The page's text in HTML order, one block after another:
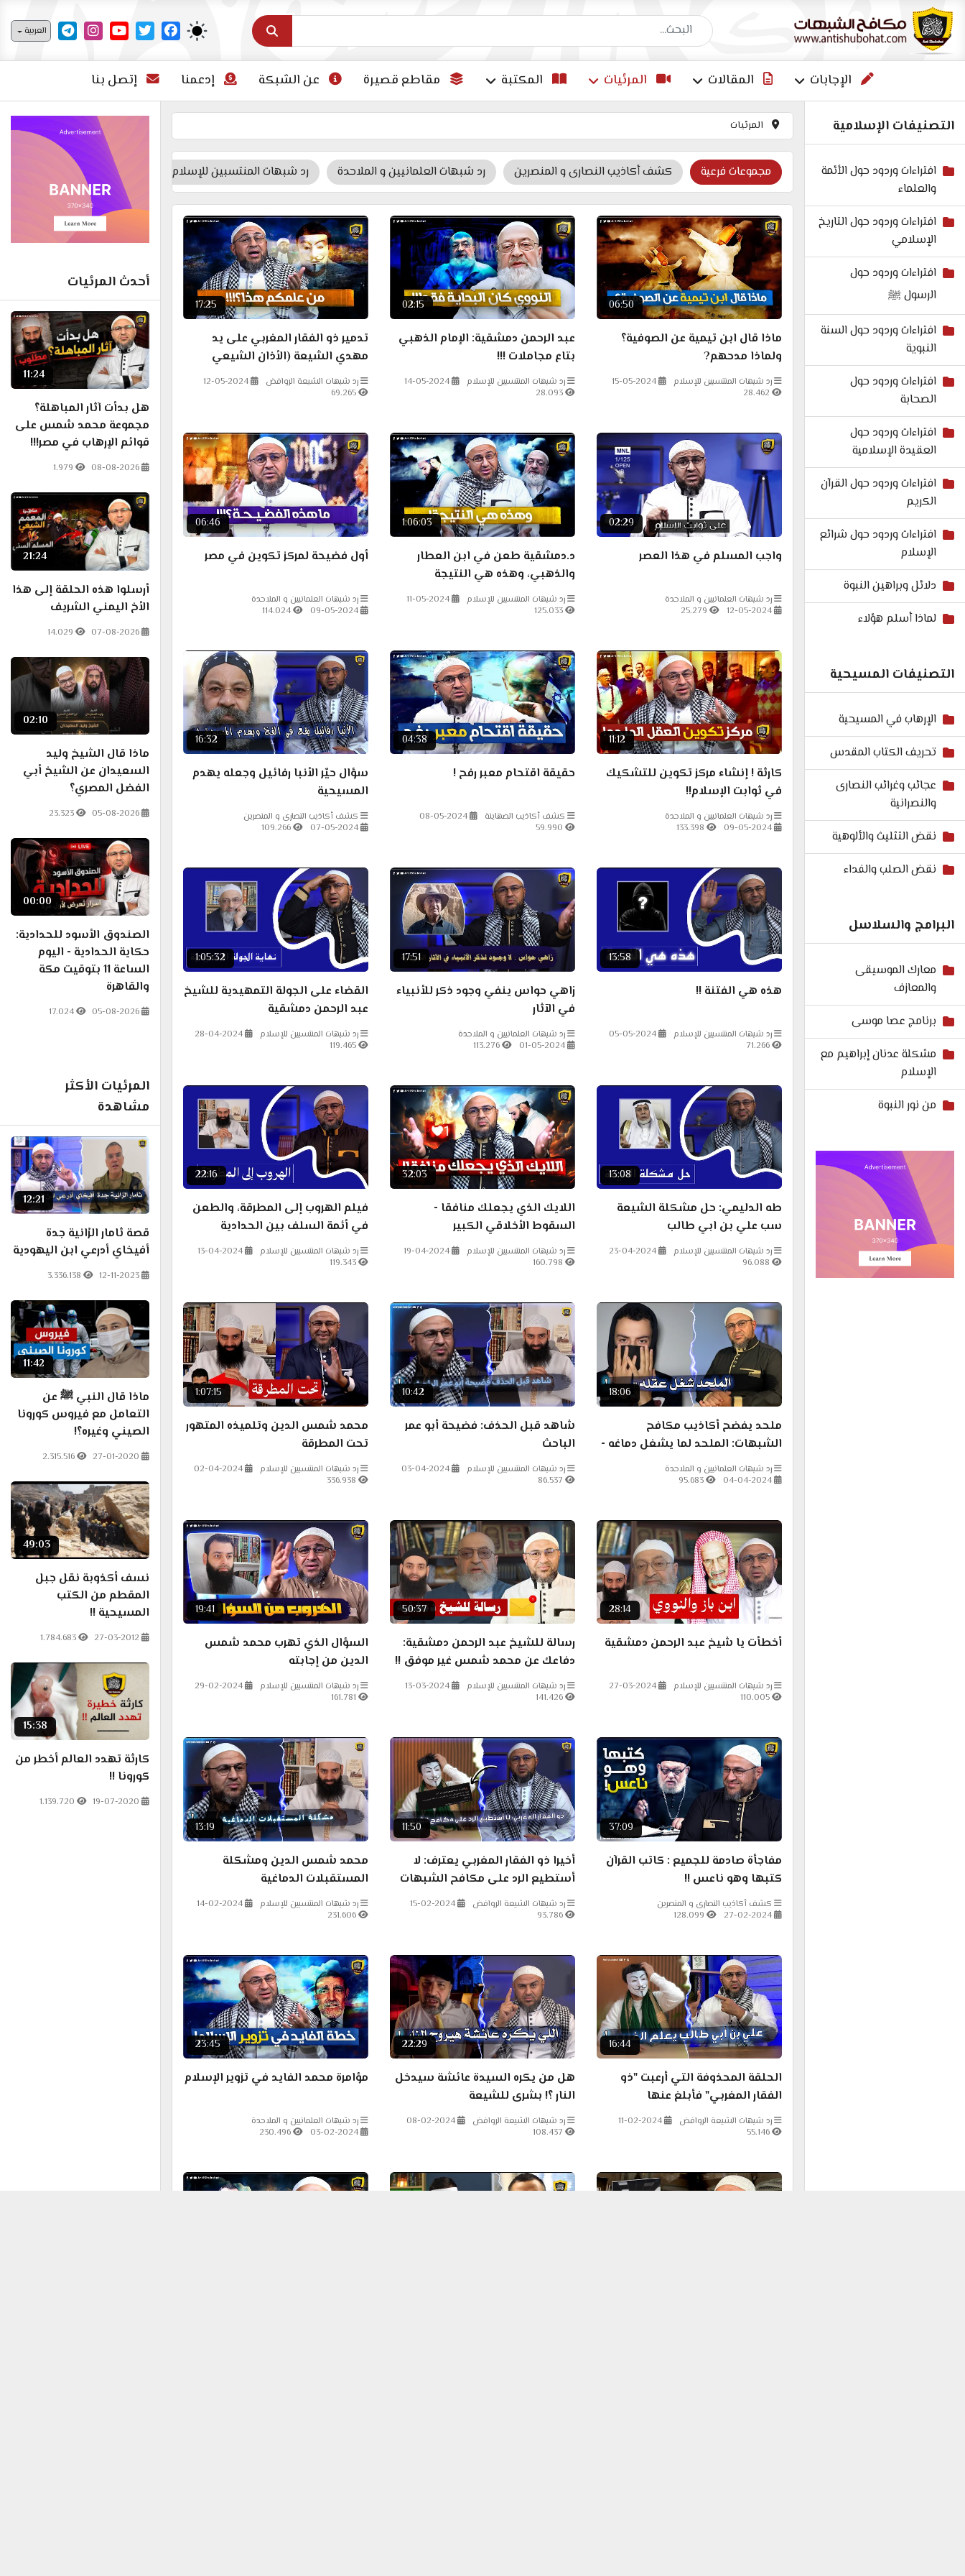
البحث عن إجابات اختر لغتك
العربية
الإجابات المقالات المرئيات المكتبة مقاطع قصيرة عن الشبكة إدعمنا إتصل بنا
التصنيفات الإسلامية
افتراءات وردود حول الأئمة
والعلماء
افتراءات وردود حول التاريخ
الإسلامي
افتراءات وردود حول
الرسول ﷺ
افتراءات وردود حول السنة
النبوية
افتراءات وردود حول
الصحابة
افتراءات وردود حول
العقيدة الإسلامية
افتراءات وردود حول القرآن
الكريم
افتراءات وردود حول شرائع
الإسلام
دلائل وبراهين النبوة
لماذا أسلم هؤلاء
التصنيفات المسيحية
الإرهاب في المسيحية
تحريف الكتاب المقدس
عجائب وغرائب النصارى
والنصرانية
نقض التثليث والألوهية
نقض الصلب والفداء
البرامج والسلاسل
معارك الموسيقى
والمعازف
برنامج عصا موسى
مشكلة عدنان إبراهيم مع
الإسلام
من نور النبوة
المرئيات
مجموعات فرعية كشف أكاذيب النصارى و المنصرين رد شبهات العلمانيين و الملاحدة رد شبهات المنتسبين للإسلام رد شبهات الشيعة الروافض
06:50
ماذا قال ابن تيمية عن الصوفية؟
ولماذا مدحهم?
رد شبهات المنتسبين للإسلام
15-05-2024
28.462
02:15
عبد الرحمن دمشقية: الإمام الذهبي
بتاع مجاملات !!!
رد شبهات المنتسبين للإسلام
14-05-2024
28.093
17:25
تدمير ذو الفقار المغربي على يد
مهدي الشيعة (الأذان الشيعي
بدعة)
رد شبهات الشيعة الروافض
12-05-2024
69.265
02:29
واجب المسلم في هذا العصر
رد شبهات العلمانيين و الملاحدة
12-05-2024
25.279
1:06:03
د.دمشقية طعن في ابن العطار
والذهبي، وهذه هي النتيجة
رد شبهات المنتسبين للإسلام
11-05-2024
125.033
06:46
أول فضيحة لمركز تكوين في مصر
رد شبهات العلمانيين و الملاحدة
09-05-2024
114.024
11:12
كارثة ! إنشاء مركز تكوين للتشكيك
في ثوابت الإسلام!!
رد شبهات العلمانيين و الملاحدة
09-05-2024
133.398
04:38
حقيقة اقتحام معبر رفح !
كشف أكاذيب الصهاينة
08-05-2024
59.990
16:32
سؤال حيّر الأنبا رفائيل وجعله يهدم
المسيحية
كشف أكاذيب النصارى و المنصرين
07-05-2024
109.266
13:58
هذه هي الفتنة !!
رد شبهات المنتسبين للإسلام
05-05-2024
71.266
17:51
زاهي حواس ينفي وجود ذكر للأنبياء
في الآثار
رد شبهات العلمانيين و الملاحدة
01-05-2024
113.276
1:05:32
القضاء على الجولة التمهيدية للشيخ
عبد الرحمن دمشقية
رد شبهات المنتسبين للإسلام
28-04-2024
119.465
13:08
طه الدليمي: حل مشكلة الشيعة
سب علي بن ابي طالب
رد شبهات المنتسبين للإسلام
23-04-2024
96.088
32:03
اللايك الذي يجعلك منافقا -
السقوط الأخلاقي الكبير
رد شبهات المنتسبين للإسلام
19-04-2024
160.798
22:16
فيلم الهروب إلى المطرقة، والطعن
في أئمة السلف بين الحدادية
والمدجنة - كشف تلبيس محمد
شمس الدين
رد شبهات المنتسبين للإسلام
13-04-2024
119.343
18:06
ملحد يفضح أكاذيب مكافح
الشبهات: الملحد لما يشغل دماغه -
الضحك مسموح
رد شبهات العلمانيين و الملاحدة
04-04-2024
95.683
10:42
شاهد قبل الحذف: فضيحة أبو عمر
الباحث
رد شبهات المنتسبين للإسلام
03-04-2024
86.537
1:07:15
محمد شمس الدين وتلميذه المتهور
تحت المطرقة
رد شبهات المنتسبين للإسلام
02-04-2024
336.938
28:14
أخطأت يا شيخ عبد الرحمن دمشقية
رد شبهات المنتسبين للإسلام
27-03-2024
110.005
50:37
رسالة للشيخ عبد الرحمن دمشقية:
دفاعك عن محمد شمس غير موفق !!
رد شبهات المنتسبين للإسلام
13-03-2024
141.426
19:41
السؤال الذي تهرب محمد شمس
الدين من إجابته
رد شبهات المنتسبين للإسلام
29-02-2024
161.781
37:09
مفاجأة صادمة للجميع : كاتب القرآن
كتبها وهو ناعس !!
كشف أكاذيب النصارى و المنصرين
27-02-2024
128.099
11:50
أخيرا ذو الفقار المغربي يعترف: لا
أستطيع الرد على مكافح الشبهات
(أبو عمر الباحث)
رد شبهات الشيعة الروافض
15-02-2024
93.786
13:19
محمد شمس الدين ومشكلة
المستقبلات الدماغية
رد شبهات المنتسبين للإسلام
14-02-2024
231.606
16:44
الحلقة المحذوفة التي أرعبت "ذو
الفقار المغربي" فأبلغ عنها
رد شبهات الشيعة الروافض
11-02-2024
55.146
22:29
هل من يكره السيدة عائشة سيدخل
النار ؟! بشرى للشيعة
رد شبهات الشيعة الروافض
08-02-2024
108.437
23:45
مؤامرة محمد الفايد في تزوير الإسلام
رد شبهات العلمانيين و الملاحدة
03-02-2024
230.496
أحدث المرئيات
11:24
هل بدأت آثار المباهلة؟
مجموعة محمد شمس على
قوائم الإرهاب في مصر!!!
08-08-2026
1.979
21:24
أرسلوا هذه الحلقة إلى هذا
الأخ اليمني الشريف
07-08-2026
14.029
02:10
ماذا قال الشيخ وليد
السعيدان عن الشيخ أبي
الفضل المصري؟
05-08-2026
23.323
00:00
الصندوق الأسود للحدادية:
حكاية الحدادية - اليوم
الساعة 11 بتوقيت مكة
والقاهرة
05-08-2026
17.024
المرئيات الأكثر
مشاهدة
12:21
قصة ثامار الرْانية جدة
أفيخاي أدرعي ابن اليهودية
12-11-2023
3.336.138
11:42
ماذا قال النبي ﷺ عن
التعامل مع فيروس كورونا
الصيني وغيره؟!
27-01-2020
2.315.516
49:03
نسف أكذوبة نقل جبل
المقطم من الكتب
المسيحية !!
27-03-2012
1.784.683
15:38
كارثة تهدد العالم أخطر من
كورونا !!
19-07-2020
1.139.720